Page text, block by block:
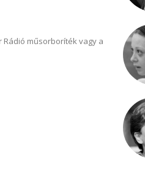
Rádió műsorboríték vagy a